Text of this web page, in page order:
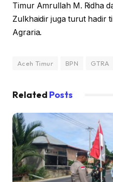
Timur Amrullah M. Ridha
Zulkhaidir juga turut hadir
Agraria.
Aceh Timur BPN GTRA
Related Posts